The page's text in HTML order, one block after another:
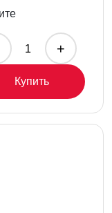
Купить
+